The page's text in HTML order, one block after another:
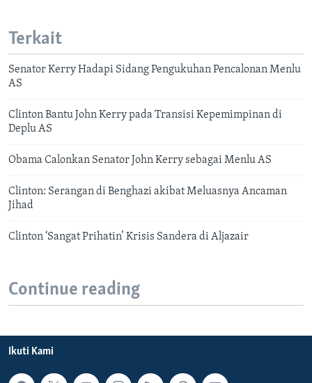
Terkait
Senator Kerry Hadapi Sidang Pengukuhan Pencalonan Menlu
AS
Clinton Bantu John Kerry pada Transisi Kepemimpinan di
Deplu AS
Obama Calonkan Senator John Kerry sebagai Menlu AS
Clinton: Serangan di Benghazi akibat Meluasnya Ancaman
Jihad
Clinton ‘Sangat Prihatin’ Krisis Sandera di Aljazair
Continue reading
Ikuti Kami